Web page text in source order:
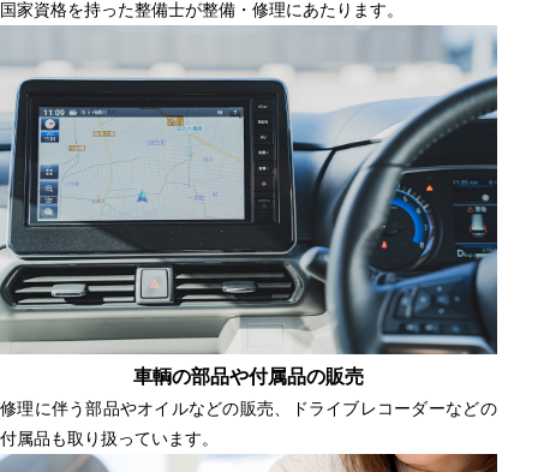
国家資格を持った整備士が整備・修理にあたります。
車輌の部品や付属品の販売
修理に伴う部品やオイルなどの販売、ドライブレコーダーなどの
付属品も取り扱っています。